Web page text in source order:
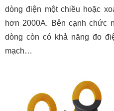
dòng điện một chiều hoặc
hơn 2000A. Bên cạnh chức
dòng còn có khả năng đo
mạch…